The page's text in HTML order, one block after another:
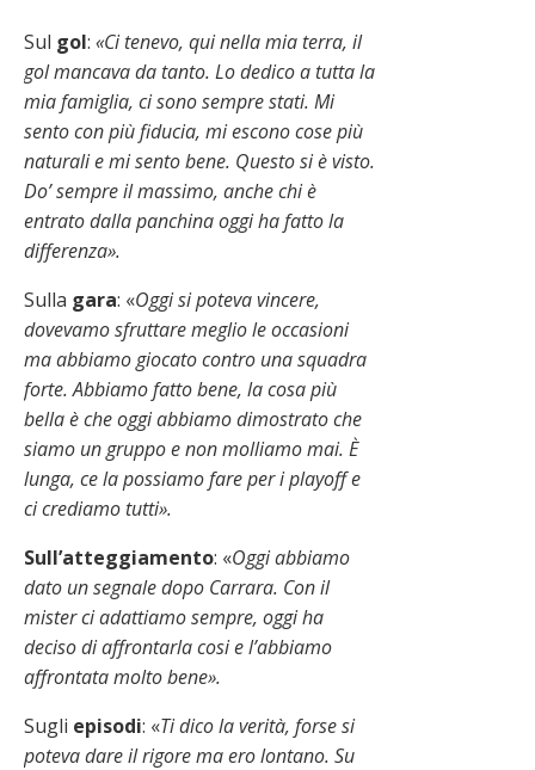
Sul gol: «Ci tenevo, qui nella mia terra, il
gol mancava da tanto. Lo dedico a tutta la
mia famiglia, ci sono sempre stati. Mi
sento con più fiducia, mi escono cose più
naturali e mi sento bene. Questo si è visto.
Do’ sempre il massimo, anche chi è
entrato dalla panchina oggi ha fatto la
differenza».
Sulla gara: «Oggi si poteva vincere,
dovevamo sfruttare meglio le occasioni
ma abbiamo giocato contro una squadra
forte. Abbiamo fatto bene, la cosa più
bella è che oggi abbiamo dimostrato che
siamo un gruppo e non molliamo mai. È
lunga, ce la possiamo fare per i playoff e
ci crediamo tutti».
Sull’atteggiamento: «Oggi abbiamo
dato un segnale dopo Carrara. Con il
mister ci adattiamo sempre, oggi ha
deciso di affrontarla cosi e l’abbiamo
affrontata molto bene».
Sugli episodi: «Ti dico la verità, forse si
poteva dare il rigore ma ero lontano. Su